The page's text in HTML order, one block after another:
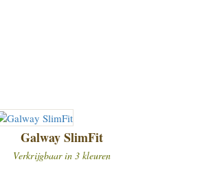
Galway SlimFit
Verkrijgbaar in 3 kleuren